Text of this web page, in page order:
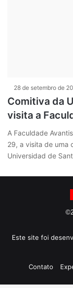
28 de setembro de
Comitiva da
visita a
A Faculdade
29, a visita de uma
Universidad de
Este site foi
Contato